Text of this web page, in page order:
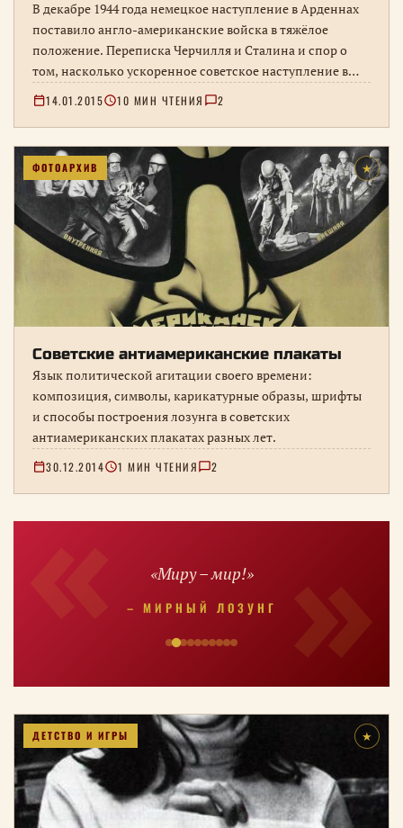
В декабре 1944 года немецкое наступление в Арденнах
поставило англо-американские войска в тяжёлое
положение. Переписка Черчилля и Сталина и спор о
том, насколько ускоренное советское наступление в
январе 1945 года помогло союзникам.
14.01.2015 10 МИН ЧТЕНИЯ 2
ФОТОАРХИВ ★
Советские антиамериканские плакаты
Язык политической агитации своего времени:
композиция, символы, карикатурные образы, шрифты
и способы построения лозунга в советских
антиамериканских плакатах разных лет.
30.12.2014 1 МИН ЧТЕНИЯ 2
«Миру – мир!»
– МИРНЫЙ ЛОЗУНГ
ДЕТСТВО И ИГРЫ ★